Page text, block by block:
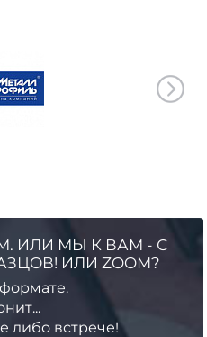
ИЛИ МЫ К ВАМ - С
ИЛИ ZOOM?
либо встрече!